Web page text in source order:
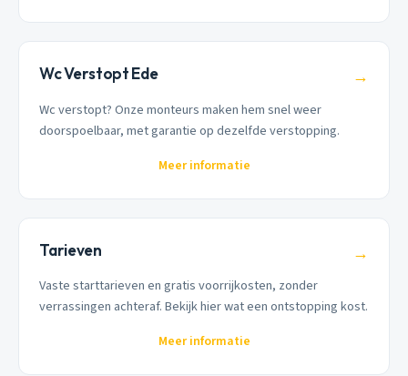
Wc Verstopt Ede →
Wc verstopt? Onze monteurs maken hem snel weer
doorspoelbaar, met garantie op dezelfde verstopping.
Meer informatie
Tarieven →
Vaste starttarieven en gratis voorrijkosten, zonder
verrassingen achteraf. Bekijk hier wat een ontstopping kost.
Meer informatie